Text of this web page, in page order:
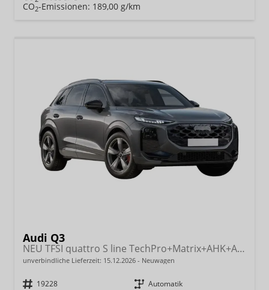
CO2-Emissionen: 189,00 g/km
Audi Q3
NEU TFSI quattro S line TechPro+Matrix+AHK+Alu19+KlimaPlus+ExtSchwarz+DCC
unverbindliche Lieferzeit: 15.12.2026 Neuwagen
Fahrzeugnr. 19228 Getriebe Automatik